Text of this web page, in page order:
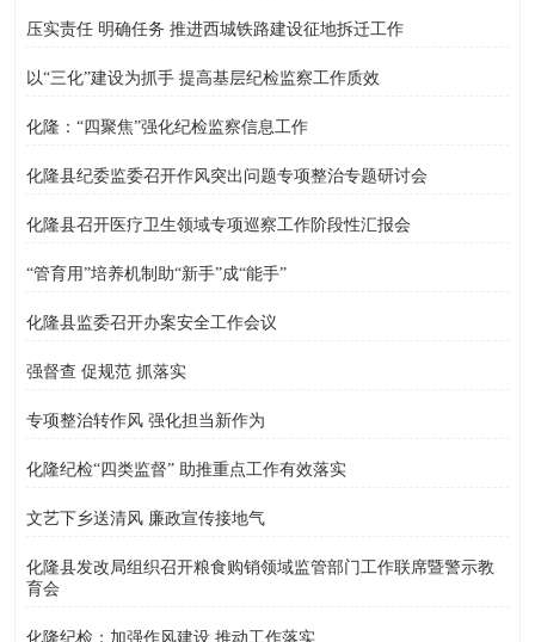
压实责任 明确任务 推进西城铁路建设征地拆迁工作
以“三化”建设为抓手 提高基层纪检监察工作质效
化隆：“四聚焦”强化纪检监察信息工作
化隆县纪委监委召开作风突出问题专项整治专题研讨会
化隆县召开医疗卫生领域专项巡察工作阶段性汇报会
“管育用”培养机制助“新手”成“能手”
化隆县监委召开办案安全工作会议
强督查 促规范 抓落实
专项整治转作风 强化担当新作为
化隆纪检“四类监督” 助推重点工作有效落实
文艺下乡送清风 廉政宣传接地气
化隆县发改局组织召开粮食购销领域监管部门工作联席暨警示教
育会
化隆纪检：加强作风建设 推动工作落实